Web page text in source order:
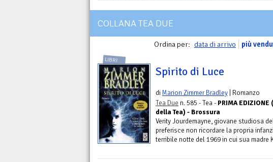
COLLANA TEA DUE
Ordina per: data di arrivo più
LIBRI
Spirito di Luce
di Marion Zimmer Bradley | Romanzo
Tea Due n. 585 - Tea - PRIMA
della Tea) - Brossura
Verity Jourdemayne, giovane studiosa
preferisce non ricordare la propria
terribile notte del 1969 in cui sua madre